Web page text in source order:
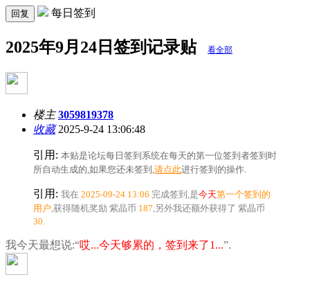
回复 每日签到
2025年9月24日签到记录贴 看全部
楼主 3059819378
收藏2025-9-24 13:06:48
引用: 本贴是论坛每日签到系统在每天的第一位签到者签到时
所自动生成的,如果您还未签到, 请点此进行签到的操作.
引用: 我在 2025-09-24 13:06 完成签到,是今天第一个签到的
用户 ,获得随机奖励 紫晶币 187 ,另外我还额外获得了 紫晶币
30
我今天最想说:“哎...今天够累的，签到来了1...”.